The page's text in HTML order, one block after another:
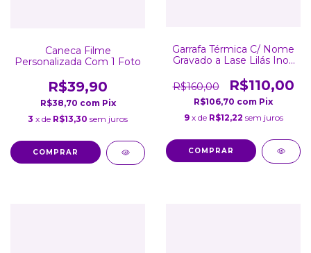
Caneca Filme
Personalizada Com 1 Foto
R$39,90
R$38,70 com Pix
3 x de R$13,30 sem juros
COMPRAR
Garrafa Térmica C/ Nome
Gravado a Lase Lilás Inox
800Ml
R$160,00 R$110,00
R$106,70 com Pix
9 x de R$12,22 sem juros